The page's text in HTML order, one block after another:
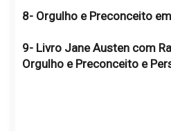
8- Orgulho e Preconceito
9- Livro Jane Austen com
Orgulho e Preconceito e